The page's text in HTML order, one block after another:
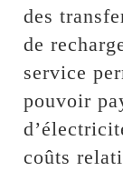
des
de
service
pouvoir
coûts